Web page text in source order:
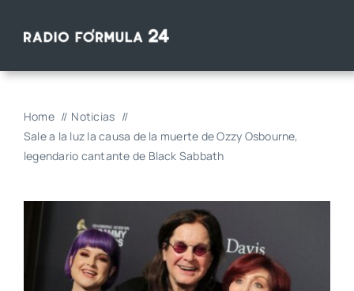
Home
Noticias
Sale a la luz la causa de la muerte de Ozzy Osbourne,
legendario cantante de Black Sabbath